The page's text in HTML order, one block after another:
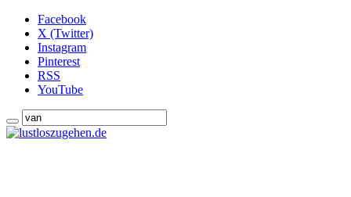
Facebook
X (Twitter)
Instagram
Pinterest
RSS
YouTube